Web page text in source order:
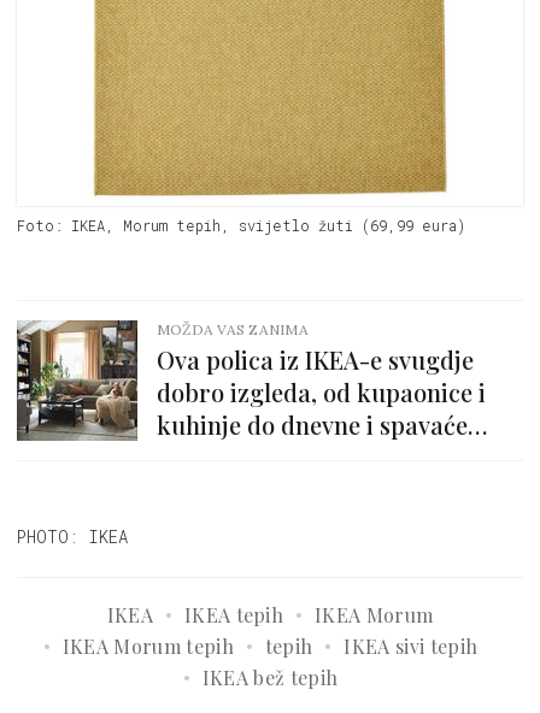
Foto: IKEA, Morum tepih, svijetlo žuti (69,99 eura)
MOŽDA VAS ZANIMA
Ova polica iz IKEA-e svugdje
dobro izgleda, od kupaonice i
kuhinje do dnevne i spavaće
PHOTO: IKEA
IKEA IKEA tepih
IKEA Morum
IKEA Morum tepih
tepih
IKEA sivi tepih
IKEA bež tepih